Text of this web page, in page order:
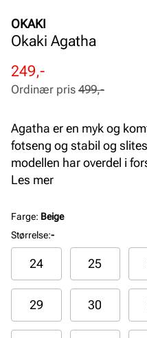
OKAKI
Okaki Agatha
Rabattert
pris
249,-
Ordinær
pris
Ordinær pris 499,-
Agatha er en myk og
fotseng og stabil og
modellen har overdel i
den både sporty, myk og
Les mer
Farge: Beige
Størrelse:-
24 25
29 30